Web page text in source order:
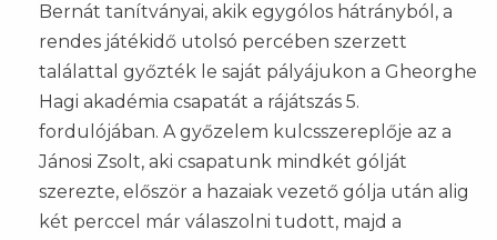
Bernát tanítványai, akik egygólos hátrányból, a
rendes játékidő utolsó percében szerzett
találattal győzték le saját pályájukon a Gheorghe
Hagi akadémia csapatát a rájátszás 5.
fordulójában. A győzelem kulcsszereplője az a
Jánosi Zsolt, aki csapatunk mindkét gólját
szerezte, először a hazaiak vezető gólja után alig
két perccel már válaszolni tudott, majd a